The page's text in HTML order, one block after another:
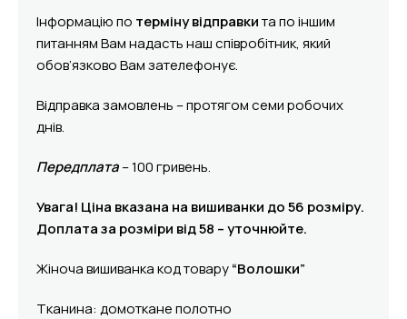
Інформацію по терміну відправкита по іншим
питанням Вам надасть наш співробітник, який
обов’язково Вам зателефонує.
Відправка замовлень – протягом семи робочих
днів.
Передплата– 100 гривень.
Увага! Ціна вказана на вишиванки до 56 розміру.
Доплата за розміри від 58 – уточнюйте.
Жіноча вишиванка код товару“Волошки”
Тканина: домоткане полотно